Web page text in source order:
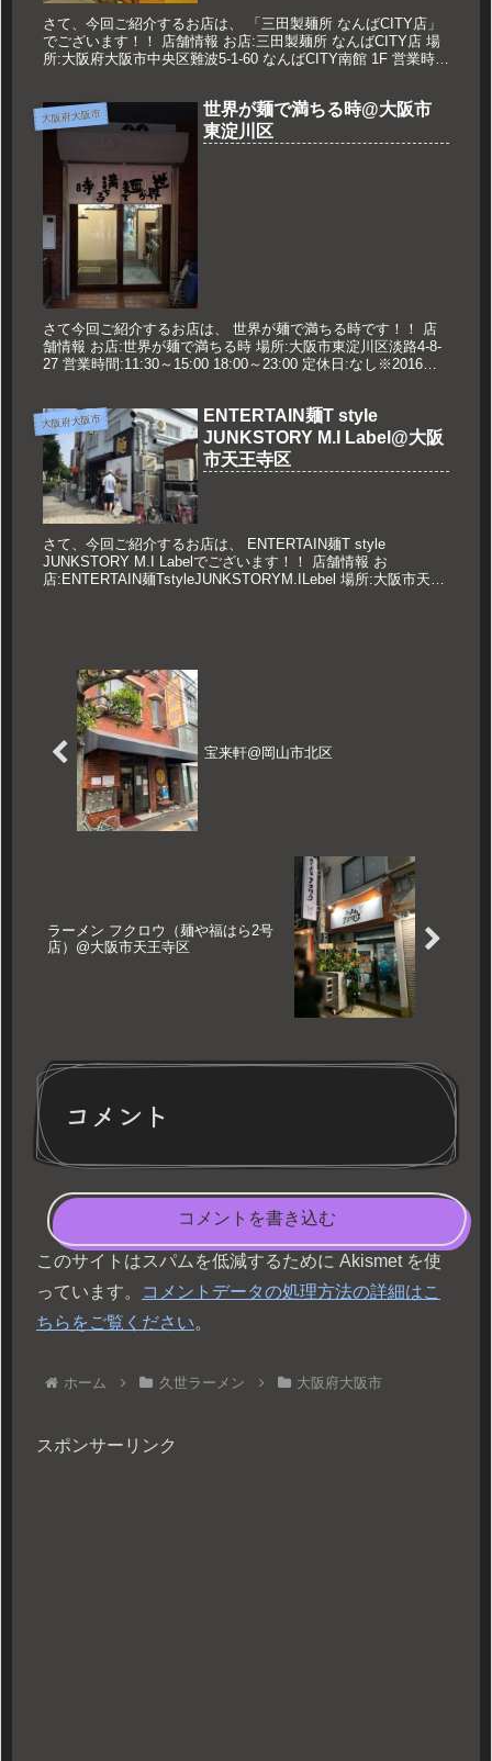
さて、今回ご紹介するお店は、 「三田製麺所 なんばCITY店」
でございます！！ 店舗情報 お店:三田製麺所 なんばCITY店 場
所:大阪府大阪市中央区難波5-1-60 なんばCITY南館 1F 営業時
大阪府大阪市
世界が麺で満ちる時@大阪市
東淀川区
さて今回ご紹介するお店は、 世界が麺で満ちる時です！！ 店
舗情報 お店:世界が麺で満ちる時 場所:大阪市東淀川区淡路4-8-
27 営業時間:11:30～15:00 18:00～23:00 定休日:なし※2016年8
大阪府大阪市
ENTERTAIN麺T style
JUNKSTORY M.I Label@大阪
市天王寺区
さて、今回ご紹介するお店は、 ENTERTAIN麺T style
JUNKSTORY M.I Labelでございます！！ 店舗情報 お
店:ENTERTAIN麺TstyleJUNKSTORYM.ILebel 場所:大阪市天王
宝来軒@岡山市北区
ラーメン フクロウ（麺や福はら2号
店）@大阪市天王寺区
コメント
コメントを書き込む
このサイトはスパムを低減するために Akismet を使
っています。
コメントデータの処理方法の詳細はこ
ちらをご覧ください。
ホーム 久世ラーメン 大阪府大阪市
スポンサーリンク